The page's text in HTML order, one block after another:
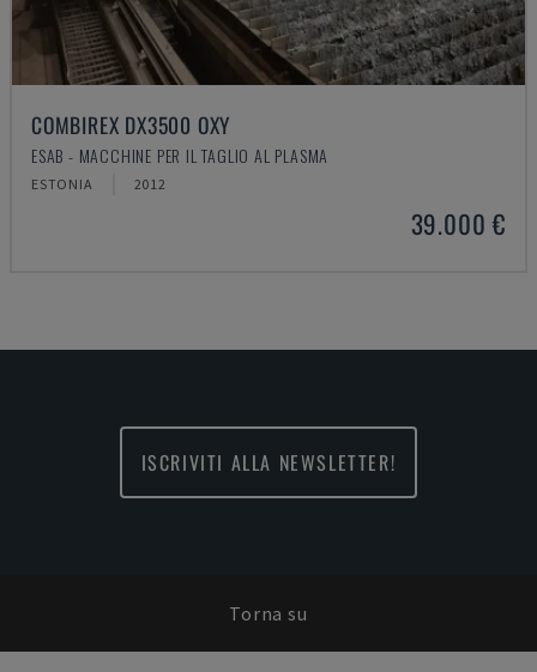
COMBIREX DX3500 OXY
ESAB - MACCHINE PER IL TAGLIO AL PLASMA
ESTONIA 2012
39.000 €
ISCRIVITI ALLA NEWSLETTER!
Torna su